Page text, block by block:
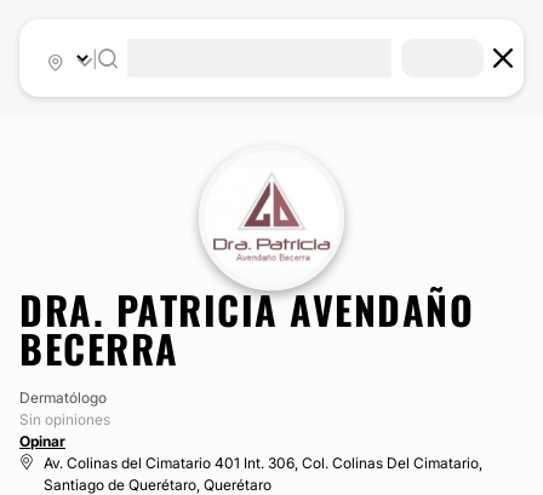
DRA. PATRICIA AVENDAÑO
BECERRA
Dermatólogo
Sin opiniones
Opinar
Av. Colinas del Cimatario 401 Int. 306, Col. Colinas Del Cimatario,
Santiago de Querétaro, Querétaro